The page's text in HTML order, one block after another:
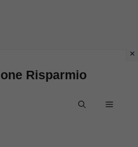
Risparmio
Menu